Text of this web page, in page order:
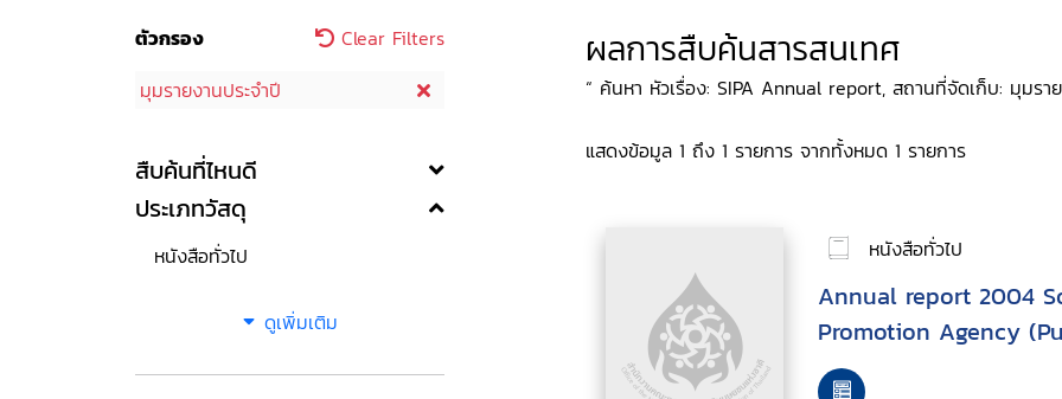
ตัวกรอง
Clear Filters
มุมรายงานประจำปี
สืบค้นที่ไหนดี
ประเภทวัสดุ
หนังสือทั่วไป
ดูเพิ่มเติม
ผลการสืบค้นสารสนเทศ
“ ค้นหา หัวเรื่อง: SIPA Annual report, สถานที่จัดเก็บ: มุมรา
แสดงข้อมูล 1 ถึง 1 รายการ จากทั้งหมด 1 รายการ
หนังสือทั่วไป
Annual report 2004
Promotion Agency